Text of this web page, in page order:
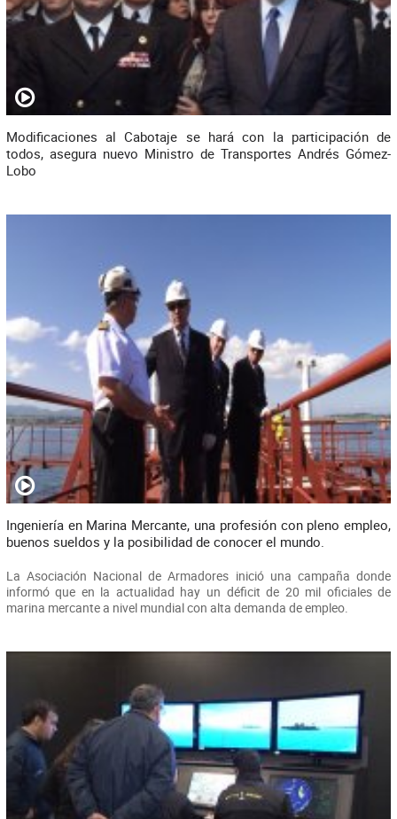
Modificaciones al Cabotaje se hará con la participación de
todos, asegura nuevo Ministro de Transportes Andrés Gómez-
Lobo
Ingeniería en Marina Mercante, una profesión con pleno empleo,
buenos sueldos y la posibilidad de conocer el mundo.
La Asociación Nacional de Armadores inició una campaña donde
informó que en la actualidad hay un déficit de 20 mil oficiales de
marina mercante a nivel mundial con alta demanda de empleo.